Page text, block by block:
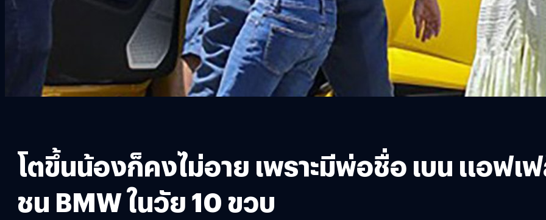
โตขึ้นน้องก็คงไม่อาย เพราะมีพ่อชื่อ เบน แอฟเ
ชน BMW ในวัย 10 ขวบ